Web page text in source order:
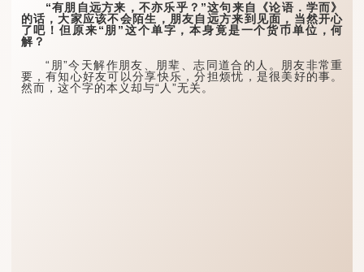
“有朋自远方来，不亦乐乎？”这句来自《论语．学而》
的话，大家应该不会陌生，朋友自远方来到见面，当然开心
了吧！但原来“朋”这个单字，本身竟是一个货币单位，何
解？
“朋”今天解作朋友、朋辈、志同道合的人。朋友非常重
要，有知心好友可以分享快乐，分担烦忧，是很美好的事。
然而，这个字的本义却与“人”无关。